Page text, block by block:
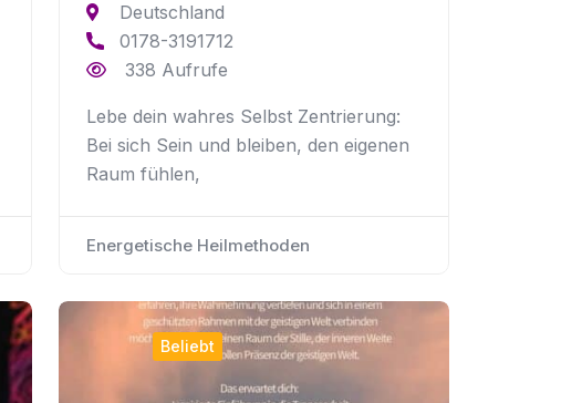
Deutschland
0178-3191712
338 Aufrufe
Lebe dein wahres Selbst Zentrierung:
Bei sich Sein und bleiben, den eigenen
Raum fühlen,
Energetische Heilmethoden
Beliebt